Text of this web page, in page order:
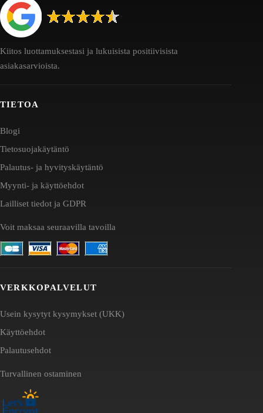
Kiitos luottamuksestasi ja lukuisista positiivisista
asiakasarvioista.
TIETOA
Blogi
Tietosuojakäytäntö
Palautus- ja hyvityskäytäntö
Myynti- ja käyttöehdot
Lailliset tiedot ja GDPR
Voit maksaa seuraavilla tavoilla
VERKKOPALVELUT
Usein kysytyt kysymykset (UKK)
Käyttöehdot
Palautusehdot
Turvallinen ostaminen